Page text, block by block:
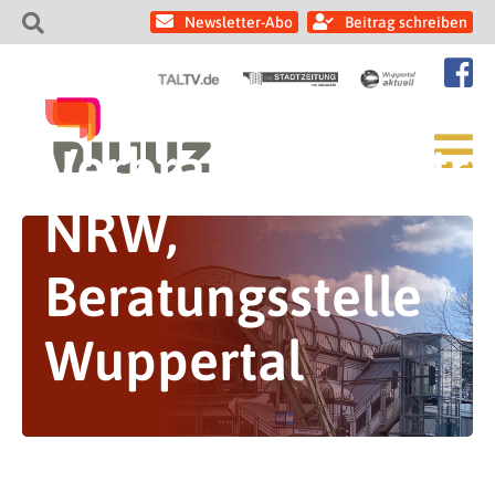
Newsletter-Abo Beitrag schreiben
NRW,
Beratungsstelle
Wuppertal